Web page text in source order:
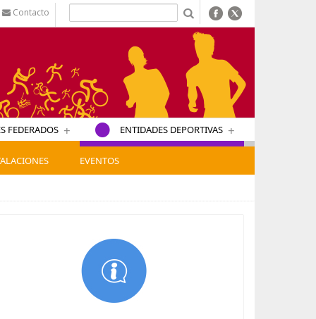
Contacto
FEDERADOS + ENTIDADES DEPORTIVAS +
EVENTOS